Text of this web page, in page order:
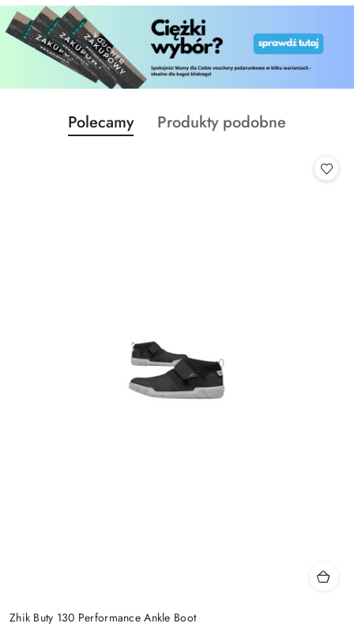
Pomiń karuzelę produktów
Produkty
o
Polecamy
Produkty
Produkty podobne
Zhik Buty 130 Performance Ankle Boot